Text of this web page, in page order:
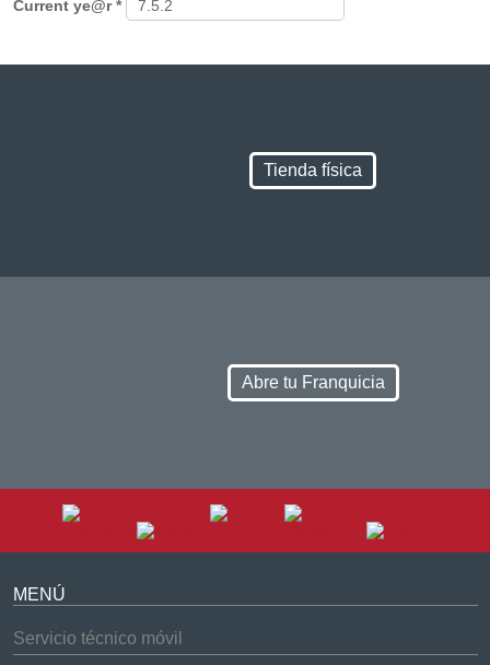
Current ye@r*
Tienda física
Abre tu Franquicia
MENÚ
Servicio técnico móvil